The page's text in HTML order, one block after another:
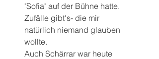
"Sofia" auf der Bühne hatte.
Zufälle gibt's- die mir
natürlich niemand glauben
wollte.
Auch Schärrar war heute